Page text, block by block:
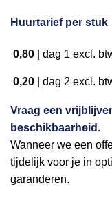
Huurtarief per stuk
0,80 dag 1 excl.
0,20 dag 2 excl.
Vraag een
beschikbaarheid.
Wanneer we een
tijdelijk voor je in
garanderen.